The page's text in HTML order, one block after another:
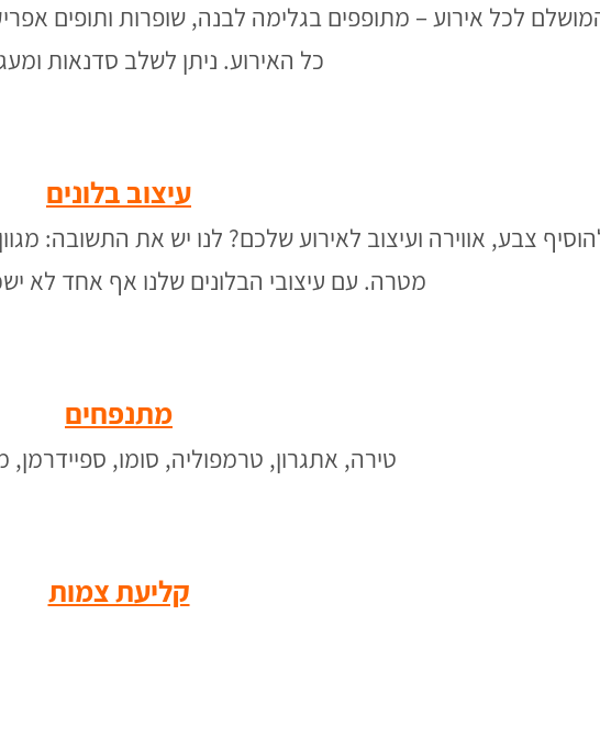
לכל אירוע – מתופפים בגלימה לבנה, שופרות ותופים
כל האירוע. ניתן לשלב סדנאות
עיצוב בלונים
צבע, אווירה ועיצוב לאירוע שלכם? לנו יש את התשובה:
מטרה. עם עיצובי הבלונים שלנו אף אחד לא
מתנפחים
טירה, אתגרון, טרמפוליה, סומו, ספיידרמן,
קליעת צמות